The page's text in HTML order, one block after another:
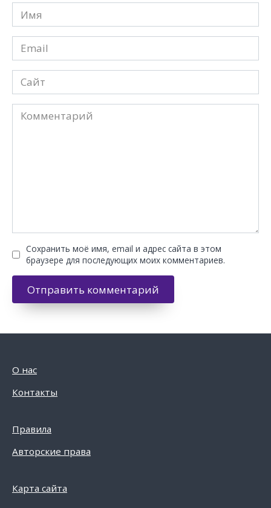
Имя
*
Email
*
Сайт
Комментарий
Сохранить моё имя, email и адрес сайта в этом
браузере для последующих моих комментариев.
О нас
Контакты
Правила
Авторские права
Карта сайта